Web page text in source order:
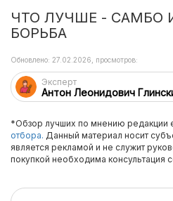
ЧТО ЛУЧШЕ - САМБО
БОРЬБА
Эксперт
Антон Леонидович
Обновлено: 27.02.2026, просмотров:
*Обзор лучших по мнению редакции
отбора. Данный материал носит
является рекламой и не служит
покупкой необходима консультация